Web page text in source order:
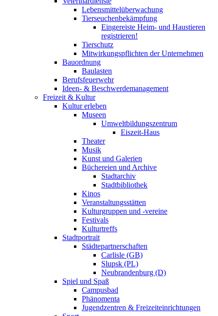
Lebensmittelüberwachung
Tierseuchenbekämpfung
Eingereiste Heim- und Haustieren
registrieren!
Tierschutz
Mitwirkungspflichten der Unternehmen
Bauordnung
Baulasten
Berufsfeuerwehr
Ideen- & Beschwerdemanagement
Freizeit & Kultur
Kultur erleben
Museen
Umweltbildungszentrum
Eiszeit-Haus
Theater
Musik
Kunst und Galerien
Büchereien und Archive
Stadtarchiv
Stadtbibliothek
Kinos
Veranstaltungsstätten
Kulturgruppen und -vereine
Festivals
Kulturtreffs
Stadtportrait
Städtepartnerschaften
Carlisle (GB)
Slupsk (PL)
Neubrandenburg (D)
Spiel und Spaß
Campusbad
Phänomenta
Jugendzentren & Freizeiteinrichtungen